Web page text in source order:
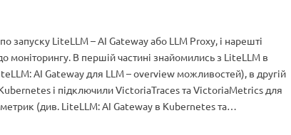
запуску LiteLLM – AI Gateway або LLM Proxy, і нарешті
моніторингу. В першій частині знайомились з LiteLLM в
AI Gateway для LLM – overview можливостей), в другій
і підключили VictoriaTraces та VictoriaMetrics для
метрик (див. LiteLLM: AI Gateway в Kubernetes та…